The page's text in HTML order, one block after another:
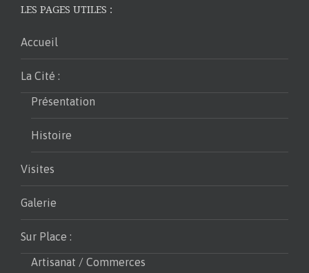
LES PAGES UTILES :
Accueil
La Cité :
Présentation
Histoire
Visites
Galerie
Sur Place :
Artisanat / Commerces